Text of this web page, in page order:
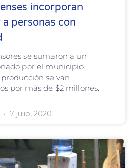
incorporan
personas con
se sumaron a un
por el municipio.
se van
por más de $2 millones.
7 julio, 2020